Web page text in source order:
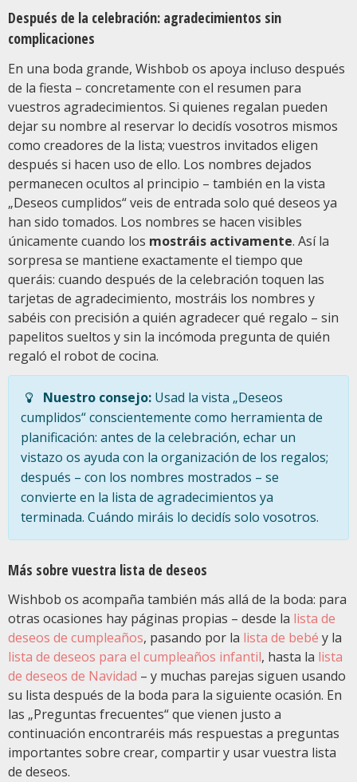
Después de la celebración: agradecimientos sin
complicaciones
En una boda grande, Wishbob os apoya incluso después
de la fiesta – concretamente con el resumen para
vuestros agradecimientos. Si quienes regalan pueden
dejar su nombre al reservar lo decidís vosotros mismos
como creadores de la lista; vuestros invitados eligen
después si hacen uso de ello. Los nombres dejados
permanecen ocultos al principio – también en la vista
„Deseos cumplidos“ veis de entrada solo qué deseos ya
han sido tomados. Los nombres se hacen visibles
únicamente cuando los mostráis activamente. Así la
sorpresa se mantiene exactamente el tiempo que
queráis: cuando después de la celebración toquen las
tarjetas de agradecimiento, mostráis los nombres y
sabéis con precisión a quién agradecer qué regalo – sin
papelitos sueltos y sin la incómoda pregunta de quién
regaló el robot de cocina.
Nuestro consejo:Usad la vista „Deseos
cumplidos“ conscientemente como herramienta de
planificación: antes de la celebración, echar un
vistazo os ayuda con la organización de los regalos;
después – con los nombres mostrados – se
convierte en la lista de agradecimientos ya
terminada. Cuándo miráis lo decidís solo vosotros.
Más sobre vuestra lista de deseos
Wishbob os acompaña también más allá de la boda: para
otras ocasiones hay páginas propias – desde la lista de
deseos de cumpleaños, pasando por la lista de bebé y la
lista de deseos para el cumpleaños infantil, hasta la lista
de deseos de Navidad – y muchas parejas siguen usando
su lista después de la boda para la siguiente ocasión. En
las „Preguntas frecuentes“ que vienen justo a
continuación encontraréis más respuestas a preguntas
importantes sobre crear, compartir y usar vuestra lista
de deseos.